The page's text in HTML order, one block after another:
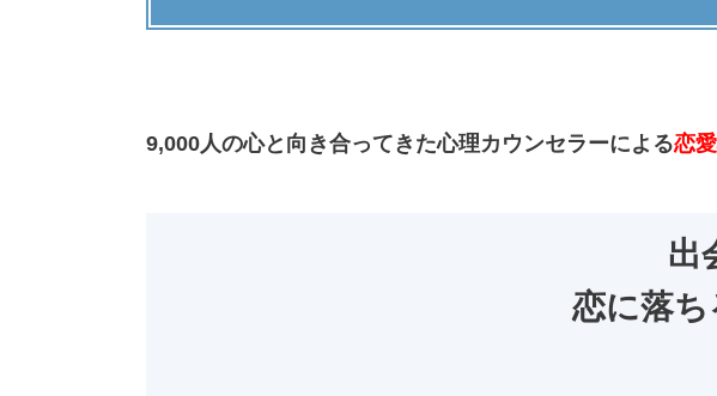
9,000人の心と向き合ってきた心理カウンセラーによる恋
出
恋に落ち